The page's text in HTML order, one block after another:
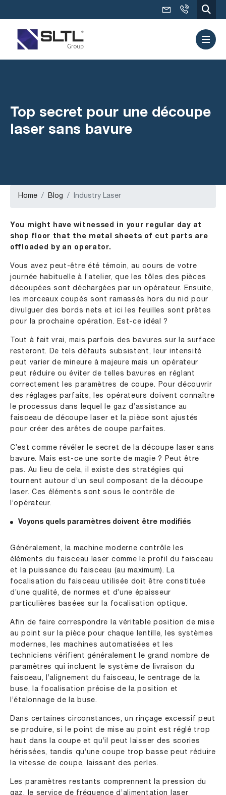
Top secret pour une découpe
laser sans bavure
Home Blog Industry Laser
You might have witnessed in your regular day at
shop floor that the metal sheets of cut parts are
offloaded by an operator.
Vous avez peut-être été témoin, au cours de votre
journée habituelle à l’atelier, que les tôles des pièces
découpées sont déchargées par un opérateur. Ensuite,
les morceaux coupés sont ramassés hors du nid pour
divulguer des bords nets et ici les feuilles sont prêtes
pour la prochaine opération. Est-ce idéal ?
Tout à fait vrai, mais parfois des bavures sur la surface
resteront. De tels défauts subsistent, leur intensité
peut varier de mineure à majeure mais un opérateur
peut réduire ou éviter de telles bavures en réglant
correctement les paramètres de coupe. Pour découvrir
des réglages parfaits, les opérateurs doivent connaître
le processus dans lequel le gaz d’assistance au
faisceau de découpe laser et la pièce sont ajustés
pour créer des arêtes de coupe parfaites.
C’est comme révéler le secret de la découpe laser sans
bavure. Mais est-ce une sorte de magie ? Peut être
pas. Au lieu de cela, il existe des stratégies qui
tournent autour d’un seul composant de la découpe
laser. Ces éléments sont sous le contrôle de
l’opérateur.
Voyons quels paramètres doivent être modifiés
Généralement, la machine moderne contrôle les
éléments du faisceau laser comme le profil du faisceau
et la puissance du faisceau (au maximum). La
focalisation du faisceau utilisée doit être constituée
d’une qualité, de normes et d’une épaisseur
particulières basées sur la focalisation optique.
Afin de faire correspondre la véritable position de mise
au point sur la pièce pour chaque lentille, les systèmes
modernes, les machines automatisées et les
techniciens vérifient généralement le grand nombre de
paramètres qui incluent le système de livraison du
faisceau, l’alignement du faisceau, le centrage de la
buse, la focalisation précise de la position et
l’étalonnage de la buse.
Dans certaines circonstances, un rinçage excessif peut
se produire, si le point de mise au point est réglé trop
haut dans la coupe et qu’il peut laisser des scories
hérissées, tandis qu’une coupe trop basse peut réduire
la vitesse de coupe, laissant des perles.
Les paramètres restants comprennent la pression du
gaz, le service de fréquence d’alimentation laser